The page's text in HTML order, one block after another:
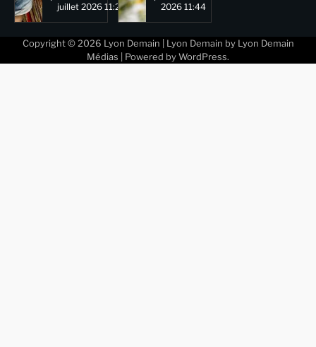
juillet 2026 11:29
2026 11:44
Copyright © 2026 Lyon Demain | Lyon Demain by Lyon Demain
Médias | Powered by WordPress.